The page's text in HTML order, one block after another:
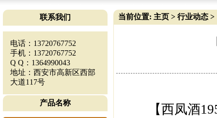
联系我们
电话：13720767752
手机：13720767752
Q Q：1364990043
地址：西安市高新区西部
大道117号
产品名称
当前位置: 主页 > 行业动态 >
【西凤酒